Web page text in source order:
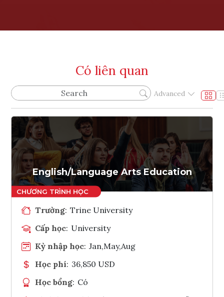
Có liên quan
Advanced
English/Language Arts Education
Trường: Trine University
Cấp học: University
Kỳ nhập học: Jan,May,Aug
Học phí: 36,850 USD
Học bổng: Có